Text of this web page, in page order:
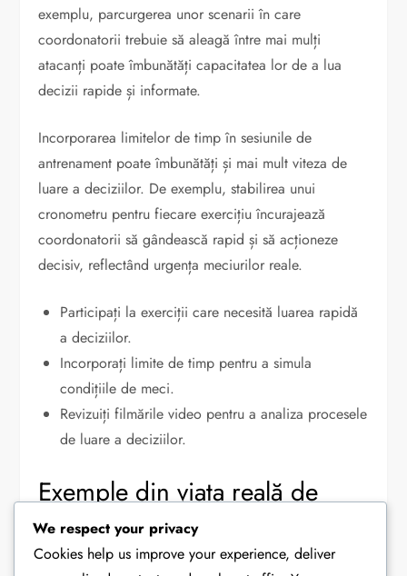
exemplu, parcurgerea unor scenarii în care
coordonatorii trebuie să aleagă între mai mulți
atacanți poate îmbunătăți capacitatea lor de a lua
decizii rapide și informate.
Incorporarea limitelor de timp în sesiunile de
antrenament poate îmbunătăți și mai mult viteza de
luare a deciziilor. De exemplu, stabilirea unui
cronometru pentru fiecare exercițiu încurajează
coordonatorii să gândească rapid și să acționeze
decisiv, reflectând urgența meciurilor reale.
Participați la exerciții care necesită luarea rapidă
a deciziilor.
Incorporați limite de timp pentru a simula
condițiile de meci.
Revizuiți filmările video pentru a analiza procesele
de luare a deciziilor.
Exemple din viața reală de
luare a deciziilor de succes
Coordonatorii de succes demonstrează adesea o
We respect your privacy
Cookies help us improve your experience, deliver